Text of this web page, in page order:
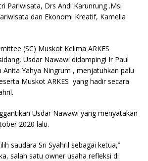
Pariwisata, Drs Andi Karunrung .Msi
dan Ekonomi Kreatif, Kamelia
(SC) Muskot Kelima ARKES
Usdar Nawawi didampingi Ir Paul
Anita Yahya Ningrum , menjatuhkan palu
Muskot ARKES yang hadir secara
Usdar Nawawi yang menyatakan
2020 lalu.
saudara Sri Syahril sebagai ketua,’’
salah satu owner usaha refleksi di